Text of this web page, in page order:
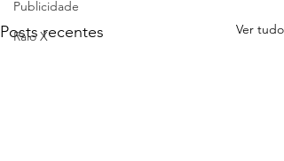
Publicidade
Raio X
Posts recentes Ver tudo